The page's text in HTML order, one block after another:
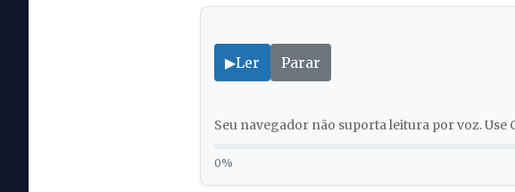
▶Ler Parar
Seu navegador não suporta leitura por voz. Use
0%